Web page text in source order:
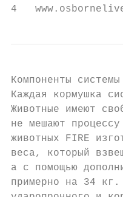
4
Компоненты
Каждая кормушка
Животные имеют
не мешают
животных FIRE
веса, который
а с помощью
примерно на 34 кг.